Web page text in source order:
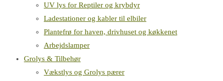
UV lys for Reptiler og krybdyr
Ladestationer og kabler til elbiler
Plantefrø for haven, drivhuset og køkkenet
Arbejdslamper
Grolys & Tilbehør
Vækstlys og Grolys pærer